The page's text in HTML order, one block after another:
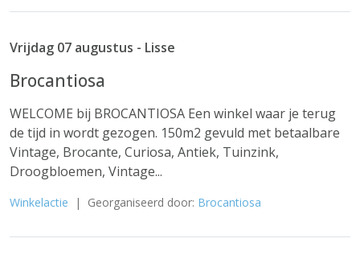
Vrijdag 07 augustus - Lisse
Brocantiosa
WELCOME bij BROCANTIOSA Een winkel waar je terug
de tijd in wordt gezogen. 150m2 gevuld met betaalbare
Vintage, Brocante, Curiosa, Antiek, Tuinzink,
Droogbloemen, Vintage...
Winkelactie | Georganiseerd door: Brocantiosa